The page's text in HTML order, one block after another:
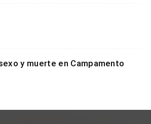
y muerte en Campamento